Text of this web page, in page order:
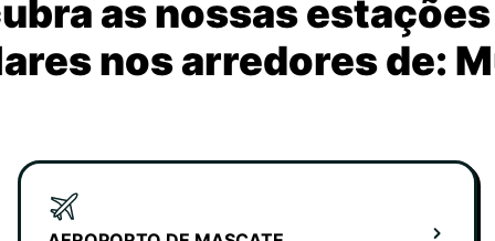
as nossas
nos arredores de: